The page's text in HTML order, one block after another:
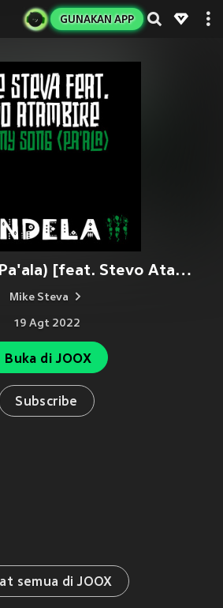
GUNAKAN APP
Destiny Song (Pa'ala) [feat. Stevo Atambire]
Mike Steva
19 Agt 2022
Buka di JOOX
Subscribe
semua di JOOX